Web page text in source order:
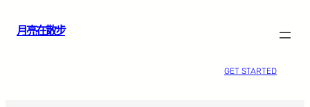
月亮在散步
GET STARTED